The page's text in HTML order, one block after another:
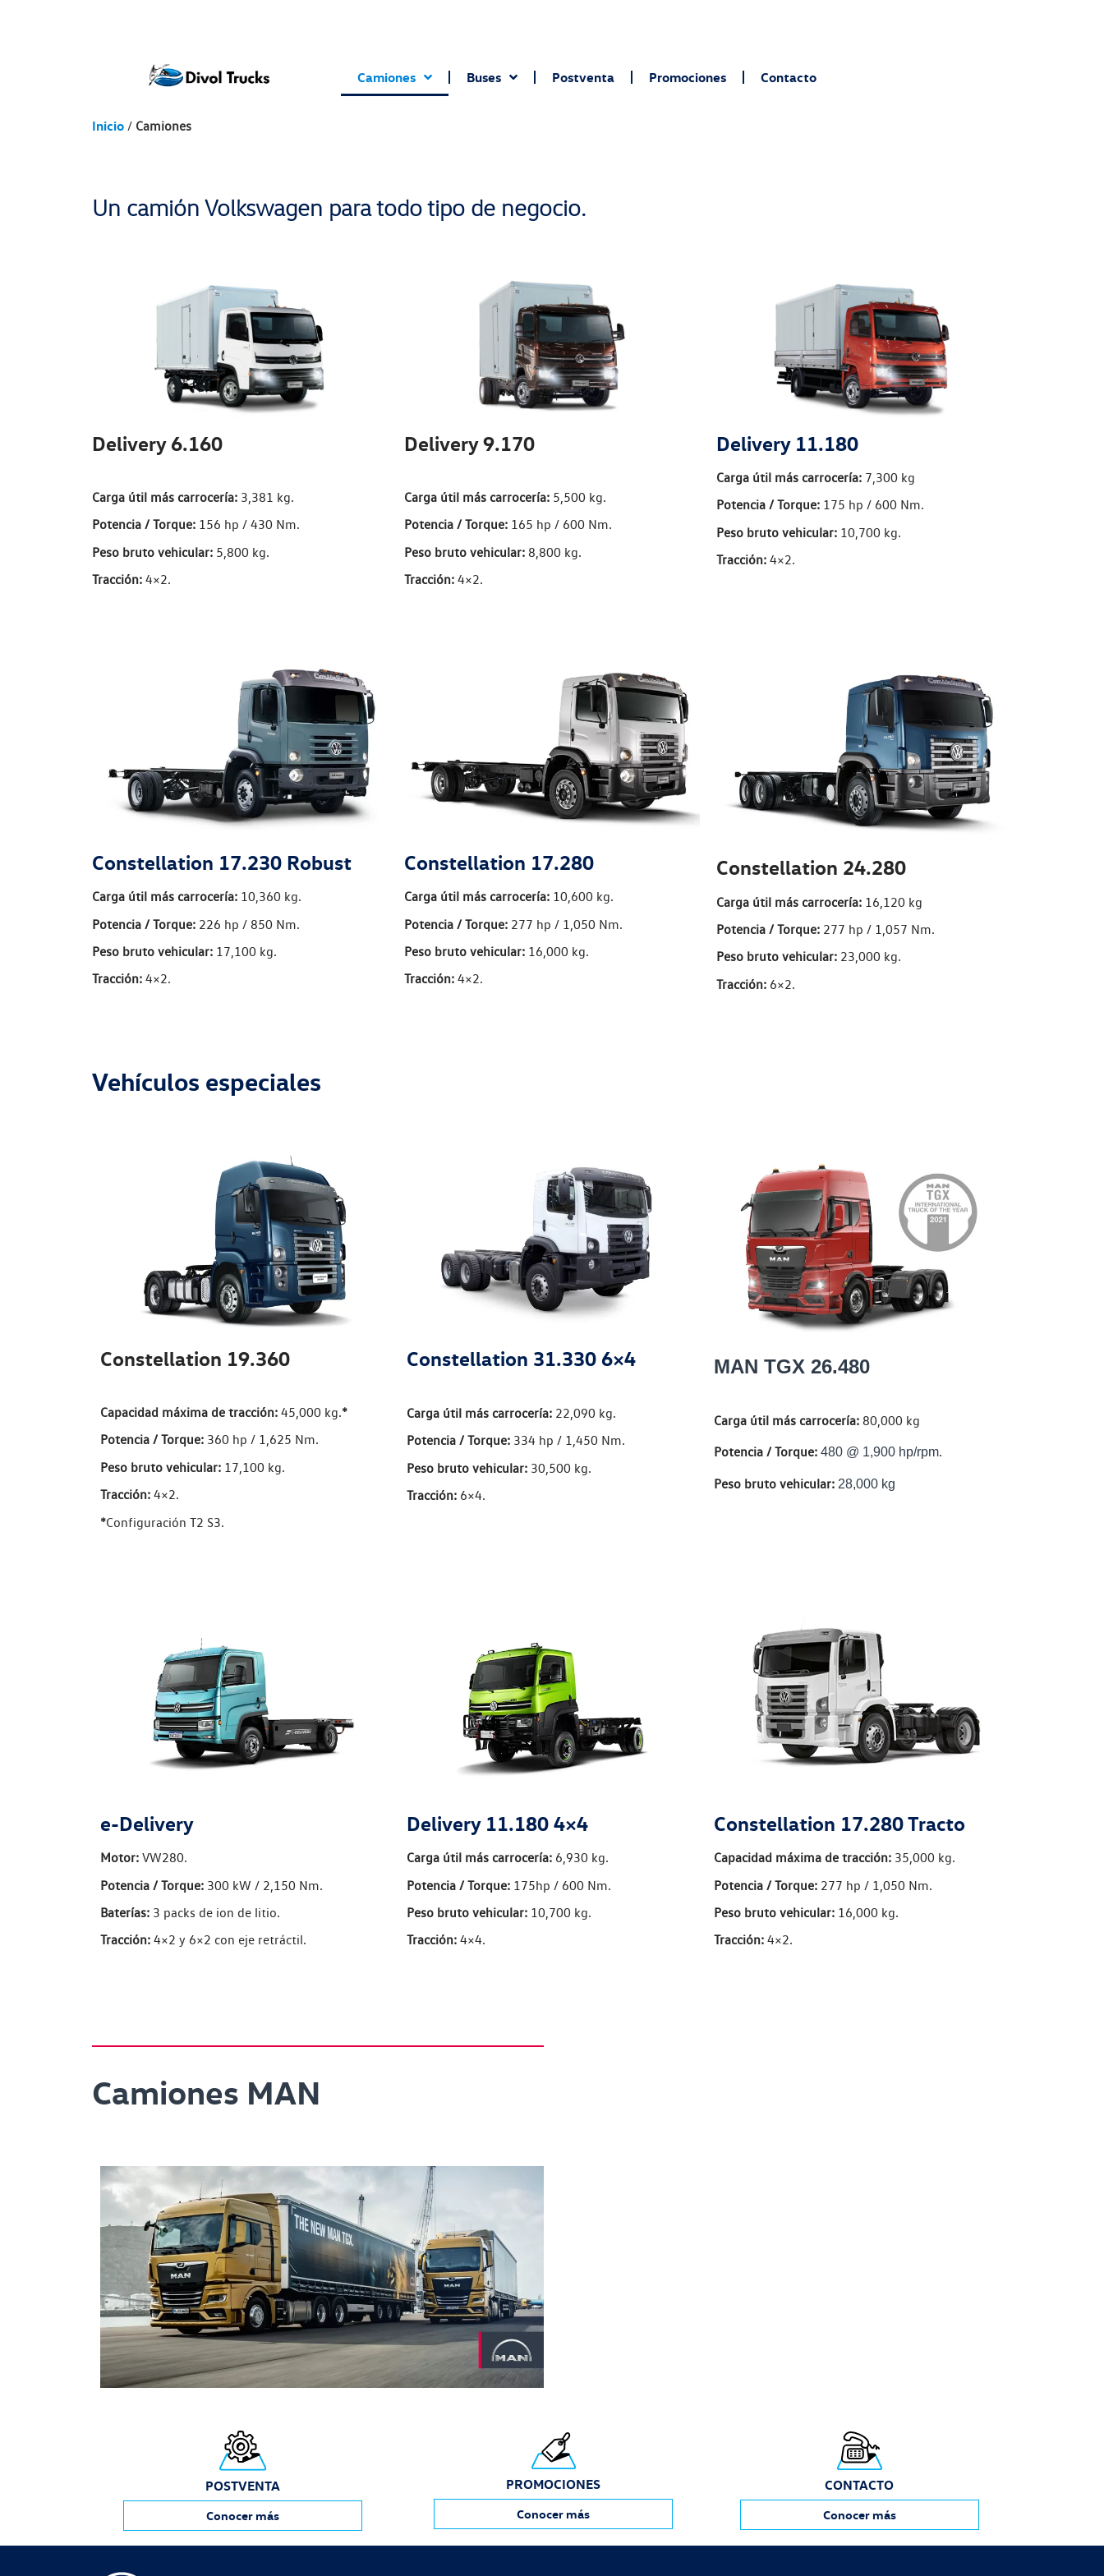
Camiones Buses Postventa Promociones Contacto
Inicio / Camiones
Un camión Volkswagen para todo tipo de negocio.
Delivery 6.160
Carga útil más carrocería: 3,381 kg.
Potencia / Torque: 156 hp / 430 Nm.
Peso bruto vehicular: 5,800 kg.
Tracción: 4×2.
Delivery 9.170
Carga útil más carrocería:5,500 kg.
Potencia / Torque:165 hp / 600 Nm.
Peso bruto vehicular:8,800 kg.
Tracción:4×2.
Delivery 11.180
Carga útil más carrocería:7,300 kg
Potencia / Torque:175 hp / 600 Nm.
Peso bruto vehicular:10,700 kg.
Tracción:4×2.
Constellation 17.230 Robust
Carga útil más carrocería: 10,360 kg.
Potencia / Torque: 226 hp / 850 Nm.
Peso bruto vehicular: 17,100 kg.
Tracción: 4×2.
Constellation 17.280
Carga útil más carrocería:10,600 kg.
Potencia / Torque:277 hp / 1,050 Nm.
Peso bruto vehicular:16,000 kg.
Tracción:4×2.
Constellation 24.280
Carga útil más carrocería:16,120 kg
Potencia / Torque:277 hp / 1,057 Nm.
Peso bruto vehicular:23,000 kg.
Tracción:6×2.
Vehículos especiales
Constellation 19.360
Capacidad máxima de tracción: 45,000 kg.*
Potencia / Torque: 360 hp / 1,625 Nm.
Peso bruto vehicular: 17,100 kg.
Tracción: 4×2.
*Configuración T2 S3.
Constellation 31.330 6×4
Carga útil más carrocería: 22,090 kg.
Potencia / Torque: 334 hp / 1,450 Nm.
Peso bruto vehicular: 30,500 kg.
Tracción: 6×4.
MAN TGX 26.480
Carga útil más carrocería:80,000 kg
Potencia / Torque: 480 @ 1,900 hp/rpm.
Peso bruto vehicular: 28,000 kg
e-Delivery
Motor: VW280.
Potencia / Torque: 300 kW / 2,150 Nm.
Baterías: 3 packs de ion de litio.
Tracción: 4×2 y 6×2 con eje retráctil.
Delivery 11.180 4×4
Carga útil más carrocería: 6,930 kg.
Potencia / Torque: 175hp / 600 Nm.
Peso bruto vehicular: 10,700 kg.
Tracción: 4×4.
Constellation 17.280 Tracto
Capacidad máxima de tracción:35,000 kg.
Potencia / Torque:277 hp / 1,050 Nm.
Peso bruto vehicular:16,000 kg.
Tracción:4×2.
Camiones MAN
POSTVENTA
Conocer más
PROMOCIONES
Conocer más
CONTACTO
Conocer más